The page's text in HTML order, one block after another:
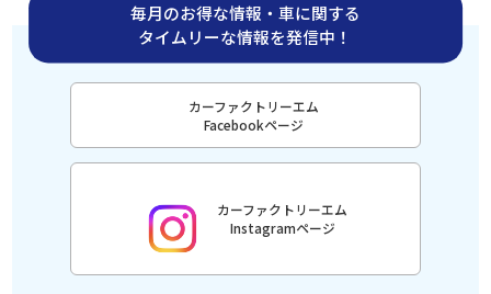
毎月のお得な情報・車に関する
タイムリーな情報を発信中！
カーファクトリーエム
Facebookページ
カーファクトリーエム
Instagramページ